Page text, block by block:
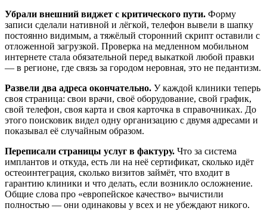
Убрали внешний виджет с критического пути. Форму
записи сделали нативной и лёгкой, телефон вывели в шапку
постоянно видимым, а тяжёлый сторонний скрипт оставили с
отложенной загрузкой. Проверка на медленном мобильном
интернете стала обязательной перед выкаткой любой правки
— в регионе, где связь за городом неровная, это не педантизм.
Развели два адреса окончательно. У каждой клиники теперь
своя страница: свои врачи, своё оборудование, свой график,
свой телефон, своя карта и своя карточка в справочниках. До
этого поисковик видел одну организацию с двумя адресами и
показывал её случайным образом.
Переписали страницы услуг в фактуру. Что за система
имплантов и откуда, есть ли на неё сертификат, сколько идёт
остеоинтеграция, сколько визитов займёт, что входит в
гарантию клиники и что делать, если возникло осложнение.
Общие слова про «европейское качество» вычистили
полностью — они одинаковы у всех и не убеждают никого.